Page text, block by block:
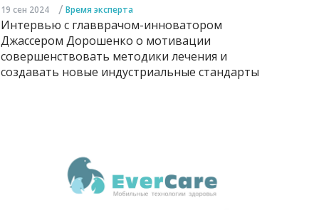
19 сен 2024 / Время эксперта
Интервью с главврачом-инноватором
Джассером Дорошенко о мотивации
совершенствовать методики лечения и
создавать новые индустриальные стандарты